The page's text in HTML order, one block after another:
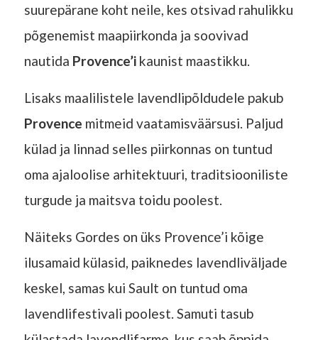
suurepärane koht neile, kes otsivad rahulikku
põgenemist maapiirkonda ja soovivad
nautida Provence’ikaunist maastikku.
Lisaks maalilistele lavendlipõldudele pakub
Provence mitmeid vaatamisväärsusi. Paljud
külad ja linnad selles piirkonnas on tuntud
oma ajaloolise arhitektuuri, traditsiooniliste
turgude ja maitsva toidu poolest.
Näiteks Gordes on üks Provence’i kõige
ilusamaid külasid, paiknedes lavendliväljade
keskel, samas kui Sault on tuntud oma
lavendlifestivali poolest. Samuti tasub